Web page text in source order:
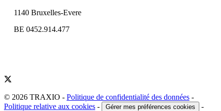
1140 Bruxelles-Evere
BE 0452.914.477
© 2026 TRAXIO - Politique de confidentialité des données -
Politique relative aux cookies - Gérer mes préférences cookies
-